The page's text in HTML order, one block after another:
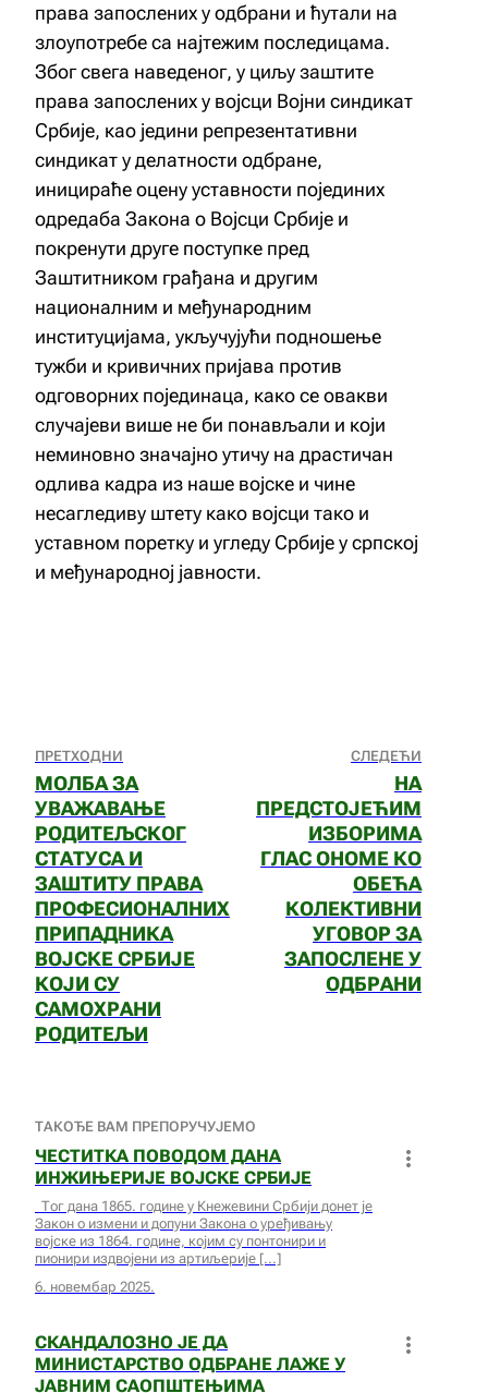
права запослених у одбрани и ћутали на
злоупотребе са најтежим последицама.
Због свега наведеног, у циљу заштите
права запослених у војсци Војни синдикат
Србије, као једини репрезентативни
синдикат у делатности одбране,
иницираће оцену уставности појединих
одредаба Закона о Војсци Србије и
покренути друге поступке пред
Заштитником грађана и другим
националним и међународним
институцијама, укључујући подношење
тужби и кривичних пријава против
одговорних појединаца, како се овакви
случајеви више не би понављали и који
неминовно значајно утичу на драстичан
одлива кадра из наше војске и чине
несагледиву штету како војсци тако и
уставном поретку и угледу Србије у српској
и међународној јавности.
ПРЕТХОДНИ
МОЛБА ЗА
УВАЖАВАЊЕ
РОДИТЕЉСКОГ
СТАТУСА И
ЗАШТИТУ ПРАВА
ПРОФЕСИОНАЛНИХ
ПРИПАДНИКА
ВОЈСКЕ СРБИЈЕ
КОЈИ СУ
САМОХРАНИ
РОДИТЕЉИ
СЛЕДЕЋИ
НА
ПРЕДСТОЈЕЋИМ
ИЗБОРИМА
ГЛАС ОНОМЕ КО
ОБЕЋА
КОЛЕКТИВНИ
УГОВОР ЗА
ЗАПОСЛЕНЕ У
ОДБРАНИ
ТАКОЂЕ ВАМ ПРЕПОРУЧУЈЕМО
ЧЕСТИТКА ПОВОДОМ ДАНА
ИНЖИЊЕРИЈЕ ВОЈСКЕ СРБИЈЕ
Тог дана 1865. године у Кнежевини Србији донет је
Закон о измени и допуни Закона о уређивању
војске из 1864. године, којим су понтонири и
пионири издвојени из артиљерије
6. новембар 2025.
СКАНДАЛОЗНО ЈЕ ДА
МИНИСТАРСТВО ОДБРАНЕ ЛАЖЕ У
ЈАВНИМ САОПШТЕЊИМА